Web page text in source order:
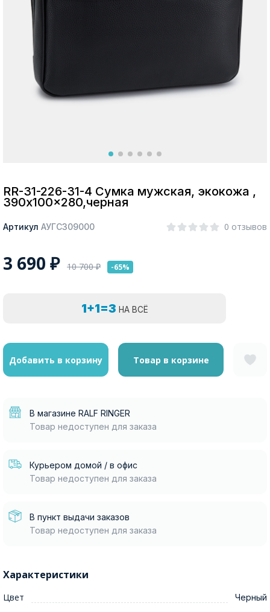
Москва
RR-31-226-31-4 Сумка мужская, экокожа ,
390x100x280,черная
Артикул АУГС309000 0 отзывов
3 690 ₽ 10 700₽ -65%
1+1=3 НА ВСЁ
Добавить в корзину Товар в корзине
В магазине RALF RINGER
Товар недоступен для заказа
Курьером домой / в офис
Товар недоступен для заказа
В пункт выдачи заказов
Товар недоступен для заказа
Характеристики
Цвет Черный